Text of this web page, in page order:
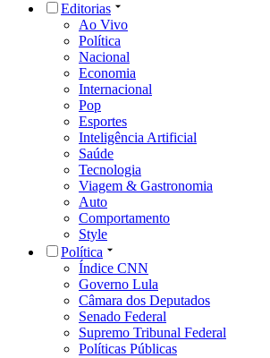
Editorias
Ao Vivo
Política
Nacional
Economia
Internacional
Pop
Esportes
Inteligência Artificial
Saúde
Tecnologia
Viagem & Gastronomia
Auto
Comportamento
Style
Política
Índice CNN
Governo Lula
Câmara dos Deputados
Senado Federal
Supremo Tribunal Federal
Políticas Públicas